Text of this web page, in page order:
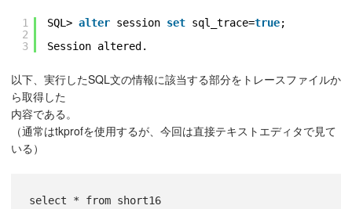
1
2
3
SQL> alter session set sql_trace=true;
Session altered.
以下、実行したSQL文の情報に該当する部分をトレースファイルか
ら取得した
内容である。
（通常はtkprofを使用するが、今回は直接テキストエディタで見て
いる）
select * from short16